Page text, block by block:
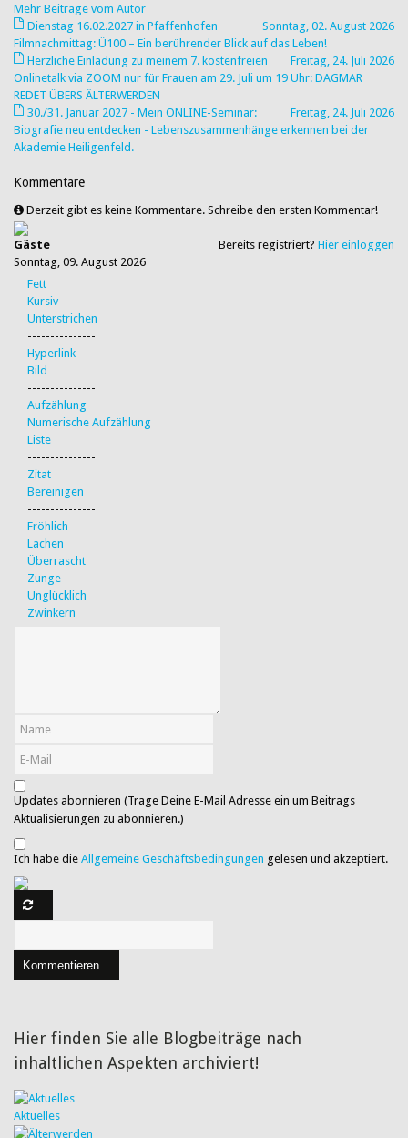
Mehr Beiträge vom Autor
Sonntag, 02. August 2026
Dienstag 16.02.2027 in Pfaffenhofen
Filmnachmittag: Ü100 – Ein berührender Blick auf das Leben!
Freitag, 24. Juli 2026
Herzliche Einladung zu meinem 7. kostenfreien
Onlinetalk via ZOOM nur für Frauen am 29. Juli um 19 Uhr: DAGMAR
REDET ÜBERS ÄLTERWERDEN
Freitag, 24. Juli 2026
30./31. Januar 2027 - Mein ONLINE-Seminar:
Biografie neu entdecken - Lebenszusammenhänge erkennen bei der
Akademie Heiligenfeld.
Kommentare
Derzeit gibt es keine Kommentare. Schreibe den ersten Kommentar!
Bereits registriert? Hier einloggen
Gäste
Sonntag, 09. August 2026
Fett
Kursiv
Unterstrichen
---------------
Hyperlink
Bild
---------------
Aufzählung
Numerische Aufzählung
Liste
---------------
Zitat
Bereinigen
---------------
Fröhlich
Lachen
Überrascht
Zunge
Unglücklich
Zwinkern
Updates abonnieren (Trage Deine E-Mail Adresse ein um Beitrags
Aktualisierungen zu abonnieren.)
Ich habe die Allgemeine Geschäftsbedingungen gelesen und akzeptiert.
Kommentieren
Hier finden Sie alle Blogbeiträge nach
inhaltlichen Aspekten archiviert!
Aktuelles